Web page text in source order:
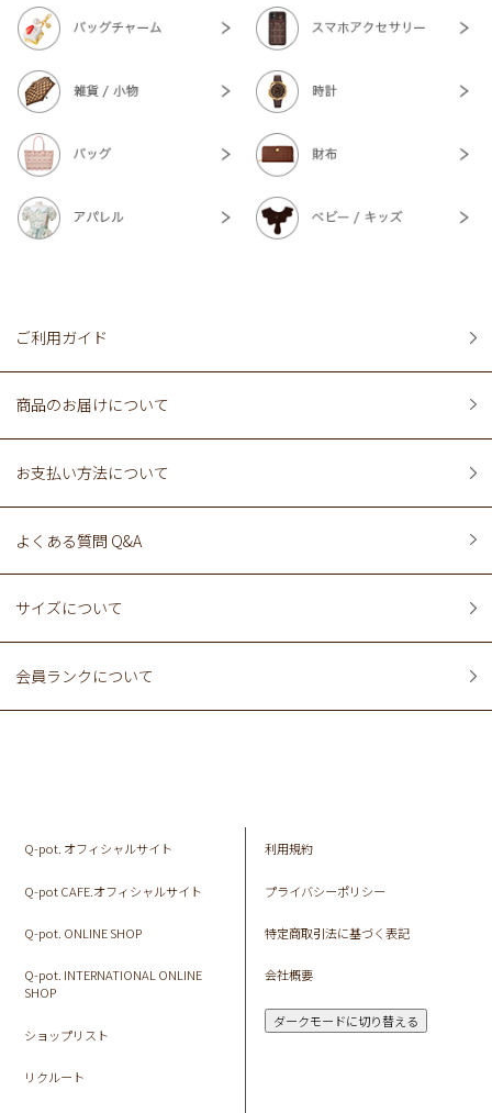
ご利用ガイド
商品のお届けについて
お支払い方法について
よくある質問 Q&A
サイズについて
会員ランクについて
Q-pot. オフィシャルサイト
Q-pot CAFE.オフィシャルサイト
Q-pot. ONLINE SHOP
Q-pot. INTERNATIONAL ONLINE
SHOP
ショップリスト
リクルート
利用規約
プライバシーポリシー
特定商取引法に基づく表記
会社概要
ダークモードに切り替える